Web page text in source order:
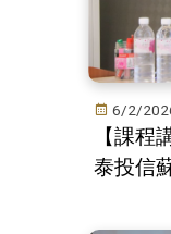
6/2/
【課程
泰投信